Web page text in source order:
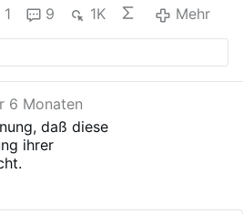
1 9 1K Mehr
6 Monaten
daß diese
ihrer